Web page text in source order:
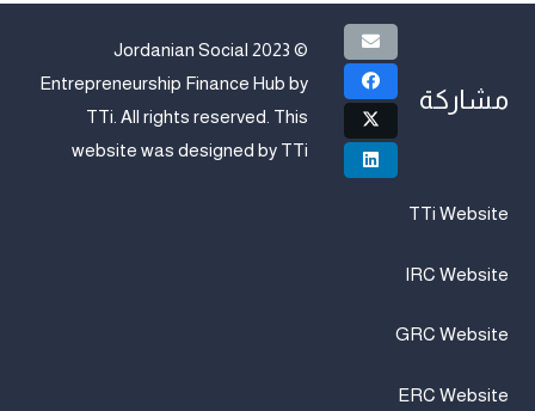
مشاركة
© 2023 Jordanian Social
Entrepreneurship Finance Hub by
TTi . All rights reserved. This
website was designed by TTi
TTi Website
IRC Website
GRC Website
ERC Website